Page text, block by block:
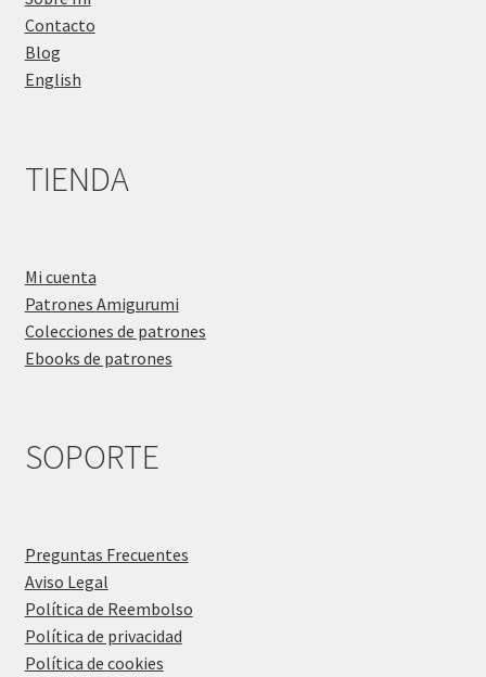
Contacto
Blog
English
TIENDA
Mi cuenta
Patrones Amigurumi
Colecciones de patrones
Ebooks de patrones
SOPORTE
Preguntas Frecuentes
Aviso Legal
Política de Reembolso
Política de privacidad
Política de cookies